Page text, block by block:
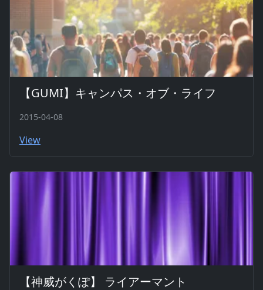
【GUMI】キャンパス・オブ・ライフ
2015-04-08
View
【神威がくぽ】 ライアーマント